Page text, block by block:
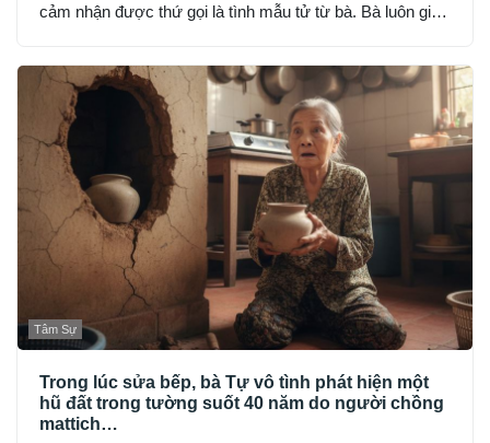
cảm nhận được thứ gọi là tình mẫu tử từ bà. Bà luôn giữ
Tâm Sự
Trong lúc sửa bếp, bà Tự vô tình phát hiện một
hũ đất trong tường suốt 40 năm do người chồng
mattich…